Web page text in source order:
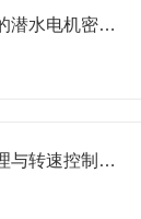
不锈钢潜水搅拌机的潜水电机密封与泄漏保护
高速搅拌器工作原理与转速控制技术分析